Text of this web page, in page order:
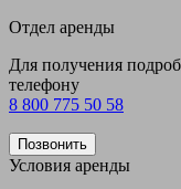
Отдел аренды
Для получения
телефону
8 800 775 50 58
Позвонить
Условия аренды